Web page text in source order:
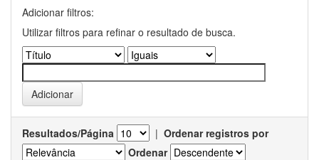
Adicionar filtros:
Utilizar filtros para refinar o resultado de busca.
Resultados/Página | Ordenar registros por
Ordenar